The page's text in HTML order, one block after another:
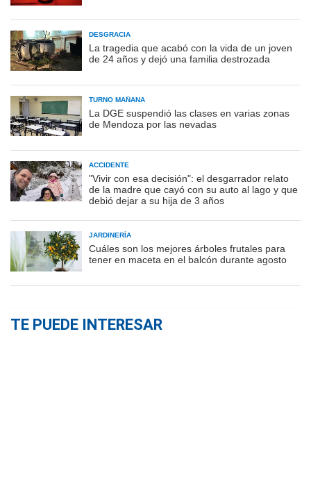
DESGRACIA
La tragedia que acabó con la vida de un joven
de 24 años y dejó una familia destrozada
TURNO MAÑANA
La DGE suspendió las clases en varias zonas
de Mendoza por las nevadas
ACCIDENTE
"Vivir con esa decisión": el desgarrador relato
de la madre que cayó con su auto al lago y que
debió dejar a su hija de 3 años
JARDINERÍA
Cuáles son los mejores árboles frutales para
tener en maceta en el balcón durante agosto
TE PUEDE INTERESAR